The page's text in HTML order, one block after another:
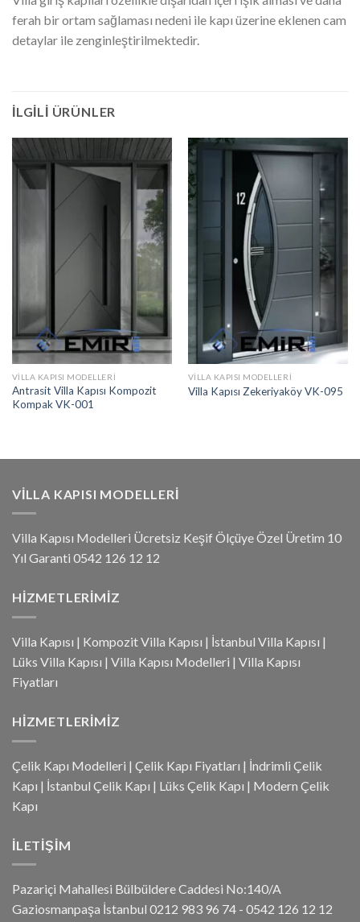
ferah bir ortam sağlaması nedeni ile kapı üzerine eklenen cam
detaylar ile zenginleştirilmektedir.
İLGILI ÜRÜNLER
VILLA KAPISI MODELLERI
Antrasit Villa Kapısı Kompozit
Kompak VK-001
VILLA KAPISI MODELLERI
Villa Kapısı Zekeriyaköy VK-095
VILLA KAPISI MODELLERI
Villa Kapısı Modelleri Ücretsiz Keşif Ölçüye Özel Üretim 10
Yıl Garanti 0542 126 12 12
HIZMETLERIMIZ
Villa Kapısı | Kompozit Villa Kapısı | İstanbul Villa Kapısı |
Lüks Villa Kapısı | Villa Kapısı Modelleri | Villa Kapısı
Fiyatları
HIZMETLERIMIZ
Çelik Kapı Modelleri | Çelik Kapı Fiyatları | İndrimli Çelik
Kapı | İstanbul Çelik Kapı | Lüks Çelik Kapı | Modern Çelik
Kapı
İLETIŞIM
Pazariçi Mahallesi Bülbüldere Caddesi No:140/A
Gaziosmanpaşa İstanbul 0212 983 96 74 - 0542 126 12 12